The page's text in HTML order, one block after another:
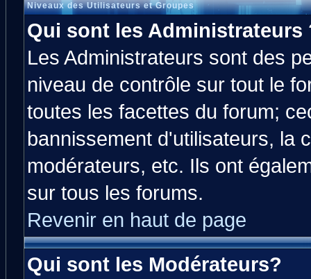
Niveaux des Utilisateurs et Groupes
Qui sont les Administrateurs
Les Administrateurs sont des
niveau de contrôle sur tout le
toutes les facettes du forum;
bannissement d'utilisateurs, la
modérateurs, etc. Ils ont
sur tous les forums.
Revenir en haut de page
Qui sont les Modérateurs?